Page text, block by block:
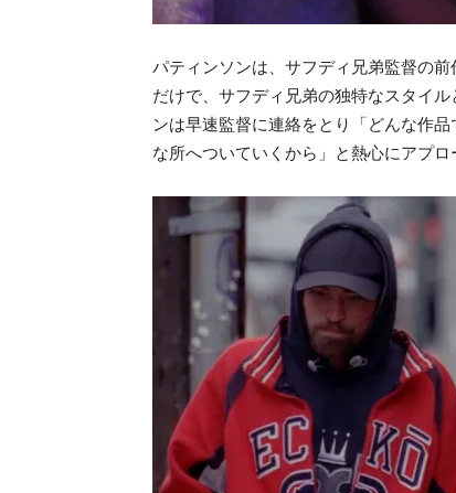
パティンソンは、サフディ兄弟監督の前
だけで、サフディ兄弟の独特なスタイ
ンは早速監督に連絡をとり
「どんな作
な所へついていくから」
と熱心にアプロ